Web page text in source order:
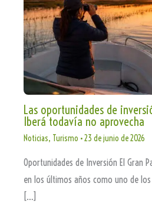
Las oportunidades de
Iberá todavía no aprovecha
Noticias, Turismo •23 de junio de 2026
Oportunidades de Inversión El Gran
en los últimos años como uno de
[…]